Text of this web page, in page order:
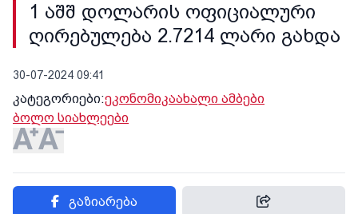
1 აშშ დოლარის ოფიციალური
ღირებულება 2.7214 ლარი გახდა
30-07-2024 09:41
კატეგორიები:ეკონომიკაახალი ამბები
ბოლო სიახლეები
გაზიარება